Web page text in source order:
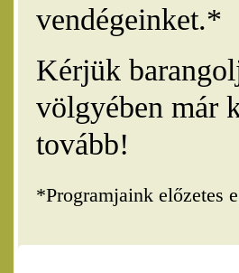
vendégeinket.*
Kérjük
völgyében már
tovább!
*Programjaink előzetes